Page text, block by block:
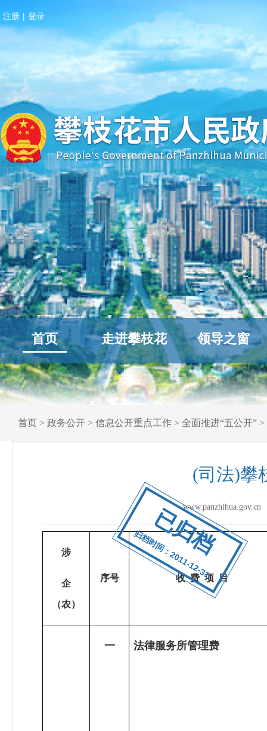
已归档
归档时间：2011-12-31
注册 | 登录
首页 走进攀枝花 领导之窗
首页 > 政务公开 > 信息公开重点工作 > 全面推进“五公开” >
(司法)攀
涉
企
（农）
序号 收 费 项 目
一 法律服务所管理费